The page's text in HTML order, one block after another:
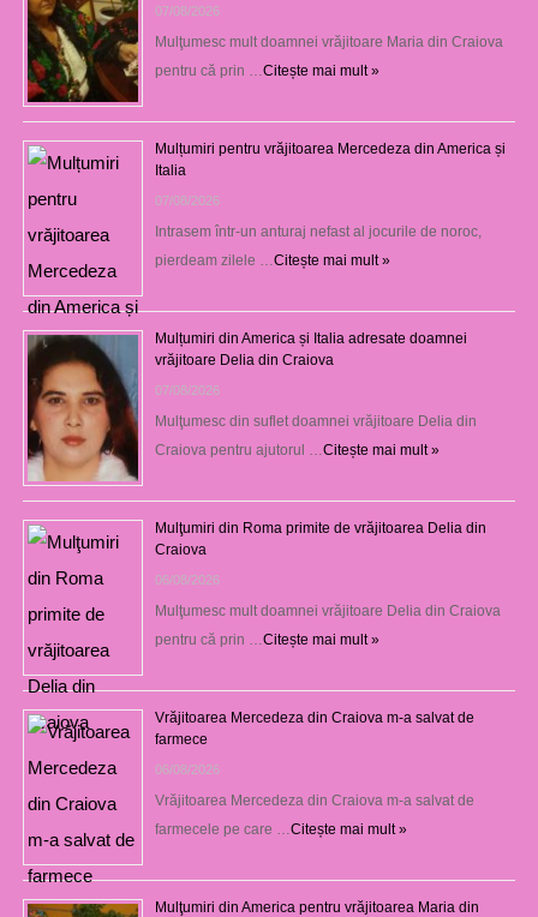
07/08/2026
Mulţumesc mult doamnei vrăjitoare Maria din Craiova
pentru că prin … Citește mai mult »
Mulțumiri pentru vrăjitoarea Mercedeza din America și
Italia
07/08/2026
Intrasem într-un anturaj nefast al jocurile de noroc,
pierdeam zilele … Citește mai mult »
Mulțumiri din America și Italia adresate doamnei
vrăjitoare Delia din Craiova
07/08/2026
Mulţumesc din suflet doamnei vrăjitoare Delia din
Craiova pentru ajutorul … Citește mai mult »
Mulţumiri din Roma primite de vrăjitoarea Delia din
Craiova
06/08/2026
Mulţumesc mult doamnei vrăjitoare Delia din Craiova
pentru că prin … Citește mai mult »
Vrăjitoarea Mercedeza din Craiova m-a salvat de
farmece
06/08/2026
Vrăjitoarea Mercedeza din Craiova m-a salvat de
farmecele pe care … Citește mai mult »
Mulţumiri din America pentru vrăjitoarea Maria din